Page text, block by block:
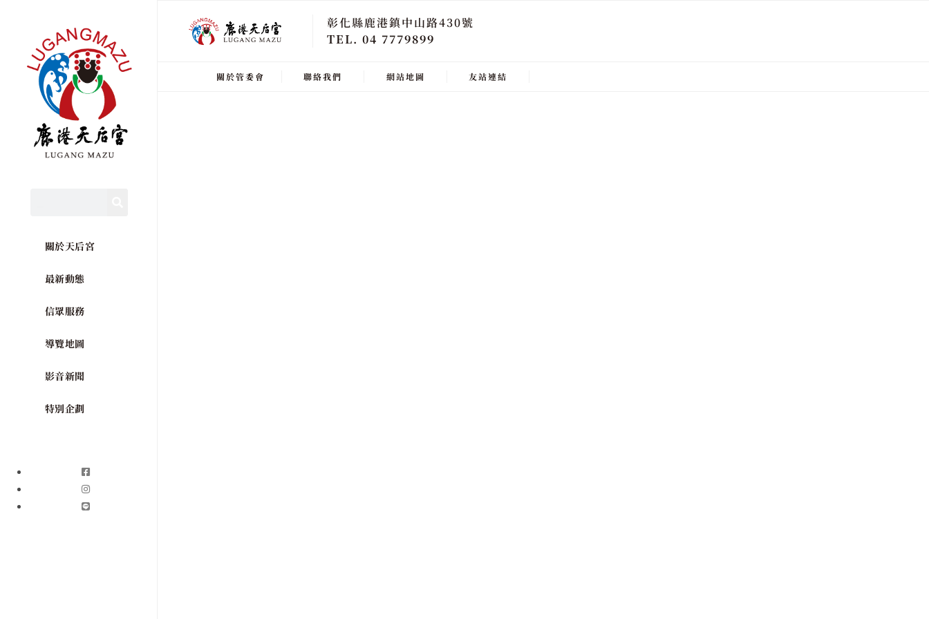
關於天后宮
最新動態
信眾服務
導覽地圖
影音新聞
特別企劃
彰化縣鹿港鎮中山路430號
TEL. 04 7779899
關於管委會 聯絡我們 網站地圖 友站連結